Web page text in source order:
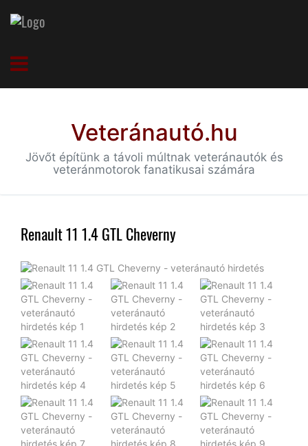
Veteránautó.hu
Jövőt építünk a távoli múltnak veteránautók és
veteránmotorok fanatikusai számára
Renault 11 1.4 GTL Cheverny